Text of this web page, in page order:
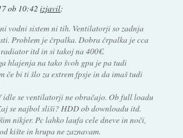
ob 10:42 izjavil:
vodni sistem ni tih. Ventilatorji so zadnja
Problem je črpalka. Dobra črpalka je cca
itd in si takoj na 400€.
hlajenja na tako švoh gpu je pa tudi
če bi ti šlo za extrem fpsje in da imaš tudi
idle se ventilatorji ne obračajo. Ob full loadu
se najbol sliši? HDD ob downloadu itd.
nikjer. Pc lahko laufa cele dneve in noči,
kište in hrupa ne zaznavam.